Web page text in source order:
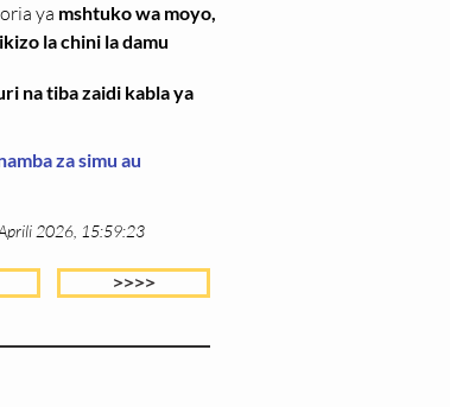
ya mshtuko wa moyo,
la chini la damu
na tiba zaidi kabla ya
za simu au
2026, 15:59:23
>>>>